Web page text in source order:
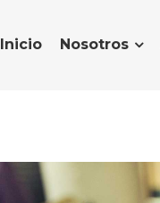
Inicio Nosotros